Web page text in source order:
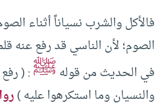
فالأكل والشرب نسياناً أثناء
الصوم؛ لأن الناسي قد رفع عنه
في الحديث من قولهﷺ: (
والنسيان وما استكرهوا عليه )